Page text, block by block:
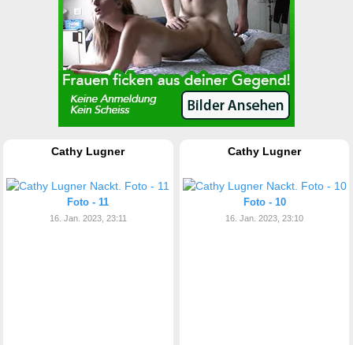
Cathy Lugner
Foto - 11
16. Jan. 2023, 23:11
Cathy Lugner
Foto - 10
16. Jan. 2023, 23:10